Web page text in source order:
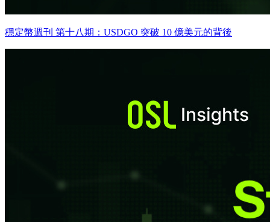
穩定幣週刊 第十八期：USDGO 突破 10 億美元的背後